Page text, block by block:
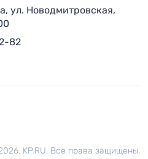
ул. Новодмитровская,
82
KP.RU. Все права защищены.